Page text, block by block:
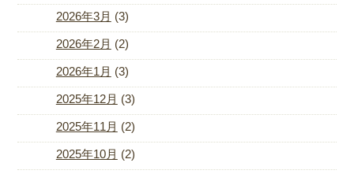
2026年3月 (3)
2026年2月 (2)
2026年1月 (3)
2025年12月 (3)
2025年11月 (2)
2025年10月 (2)